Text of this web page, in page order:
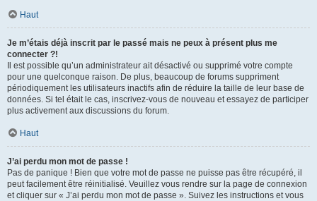
Haut
Je m’étais déjà inscrit par le passé mais ne peux à présent plus me
connecter ?!
Il est possible qu’un administrateur ait désactivé ou supprimé votre compte
pour une quelconque raison. De plus, beaucoup de forums suppriment
périodiquement les utilisateurs inactifs afin de réduire la taille de leur base de
données. Si tel était le cas, inscrivez-vous de nouveau et essayez de participer
plus activement aux discussions du forum.
Haut
J’ai perdu mon mot de passe !
Pas de panique ! Bien que votre mot de passe ne puisse pas être récupéré, il
peut facilement être réinitialisé. Veuillez vous rendre sur la page de connexion
et cliquer sur « J’ai perdu mon mot de passe ». Suivez les instructions et vous